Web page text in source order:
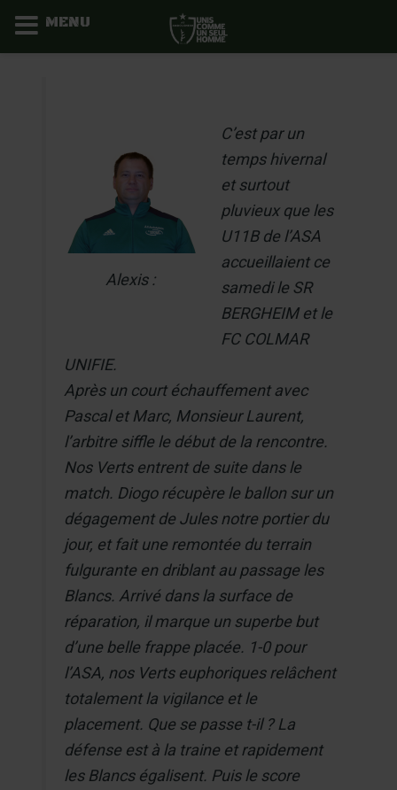
Alexis :
C’est par un
temps hivernal
et surtout
pluvieux que les
U11B de l’ASA
accueillaient ce
samedi le SR
BERGHEIM et le
FC COLMAR
UNIFIE.
Après un court échauffement avec
Pascal et Marc, Monsieur Laurent,
l’arbitre siffle le début de la rencontre.
Nos Verts entrent de suite dans le
match. Diogo récupère le ballon sur un
dégagement de Jules notre portier du
jour, et fait une remontée du terrain
fulgurante en driblant au passage les
Blancs. Arrivé dans la surface de
réparation, il marque un superbe but
d’une belle frappe placée. 1-0 pour
l’ASA, nos Verts euphoriques relâchent
totalement la vigilance et le
placement. Que se passe t-il ? La
défense est à la traine et rapidement
les Blancs égalisent. Puis le score
MENU